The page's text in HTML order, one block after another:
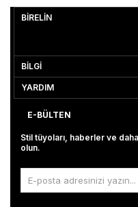
BİRELİN
BİLGİ
YARDIM
E-BÜLTEN
Stil tüyoları, haberler ve
olun.